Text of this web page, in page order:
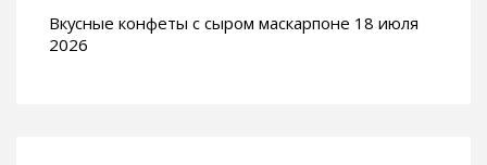
Вкусные конфеты с сыром маскарпоне 18 июля
2026